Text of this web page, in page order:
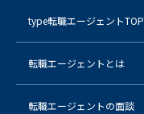
type転職エージェントTOP
転職エージェントとは
転職エージェントの面談